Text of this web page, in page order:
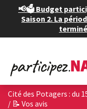
📢🗳️ Budget
Saison 2. La
/ 📝 Vos avis